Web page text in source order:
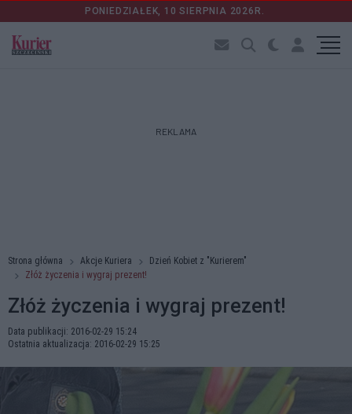
PONIEDZIAŁEK, 10 SIERPNIA 2026R.
REKLAMA
Strona główna Akcje Kuriera
Dzień Kobiet z "Kurierem"
Złóż życzenia i wygraj prezent!
Złóż życzenia i wygraj prezent!
Data publikacji: 2016-02-29 15:24
Ostatnia aktualizacja: 2016-02-29 15:25